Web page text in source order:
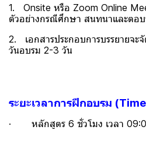
1. Onsite หรือ Zoom Online
ตัวอย่างกรณีศึกษา สนทนาและตอ
2. เอกสารประกอบการบรรยายจะ
วันอบรม 2-3 วัน
ระยะเวลาการฝึกอบรม
· หลักสูตร 6 ชั่วโมง เวลา